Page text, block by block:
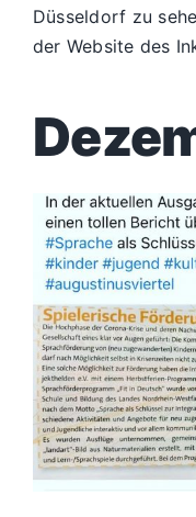
Düsseldorf zu
der Website des